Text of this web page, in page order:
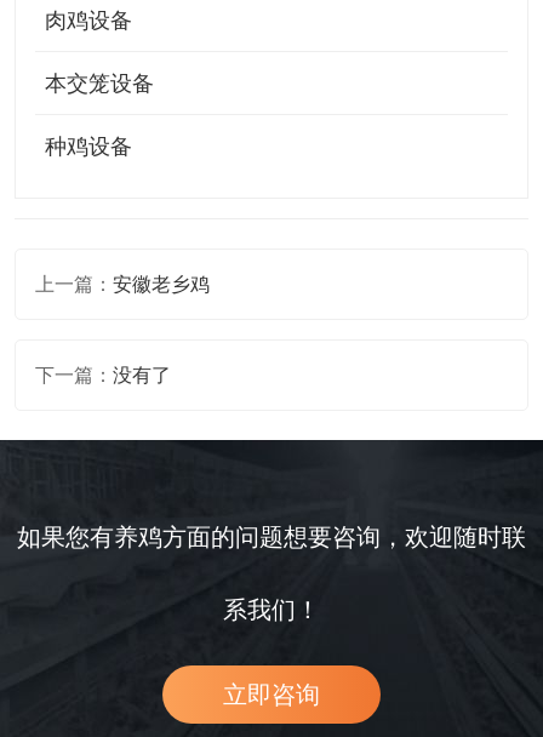
肉鸡设备
本交笼设备
种鸡设备
上一篇： 安徽老乡鸡
下一篇： 没有了
如果您有养鸡方面的问题想要咨询，欢迎随时联
系我们！
立即咨询